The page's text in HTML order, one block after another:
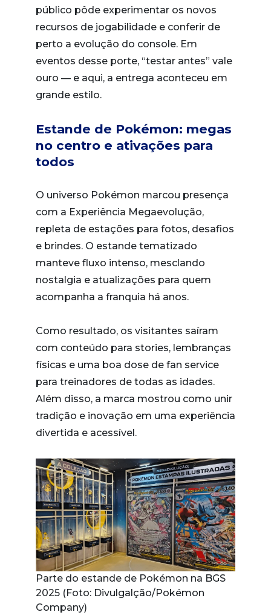
público pôde experimentar os novos
recursos de jogabilidade e conferir de
perto a evolução do console. Em
eventos desse porte, “testar antes” vale
ouro — e aqui, a entrega aconteceu em
grande estilo.
Estande de Pokémon: megas
no centro e ativações para
todos
O universo Pokémon marcou presença
com a Experiência Megaevolução,
repleta de estações para fotos, desafios
e brindes. O estande tematizado
manteve fluxo intenso, mesclando
nostalgia e atualizações para quem
acompanha a franquia há anos.
Como resultado, os visitantes saíram
com conteúdo para stories, lembranças
físicas e uma boa dose de fan service
para treinadores de todas as idades.
Além disso, a marca mostrou como unir
tradição e inovação em uma experiência
divertida e acessível.
Parte do estande de Pokémon na BGS
2025 (Foto: Divulgalção/Pokémon
Company)